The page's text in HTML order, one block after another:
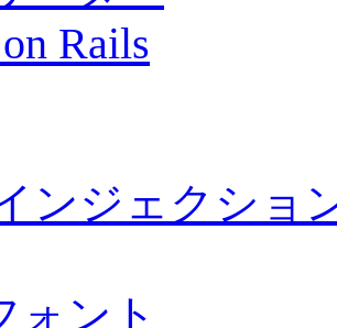
Rails
ンジェクショ
ォント